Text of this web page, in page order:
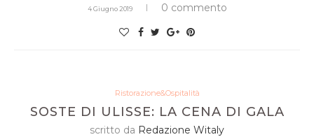
4 Giugno 2019 0 commento
Ristorazione&Ospitalità
SOSTE DI ULISSE: LA CENA DI GALA
scritto da Redazione Witaly